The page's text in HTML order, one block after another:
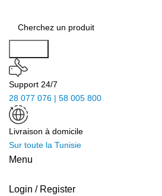
Support 24/7
28 077 076 | 58 005 800
Livraison à domicile
Sur toute la Tunisie
Menu
Login / Register